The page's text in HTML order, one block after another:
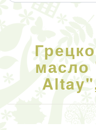
масло